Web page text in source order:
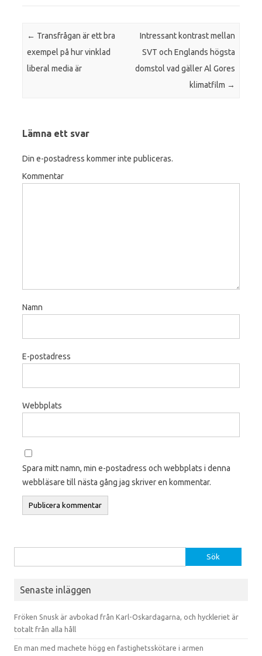
Inläggsnavigering
← Transfrågan är ett bra
exempel på hur vinklad
liberal media är
Intressant kontrast mellan
SVT och Englands högsta
domstol vad gäller Al Gores
klimatfilm →
Lämna ett svar
Din e-postadress kommer inte publiceras.
Kommentar
Namn
E-postadress
Webbplats
Spara mitt namn, min e-postadress och webbplats i denna
webbläsare till nästa gång jag skriver en kommentar.
Senaste inläggen
Fröken Snusk är avbokad från Karl-Oskardagarna, och hyckleriet är
totalt från alla håll
En man med machete högg en fastighetsskötare i armen